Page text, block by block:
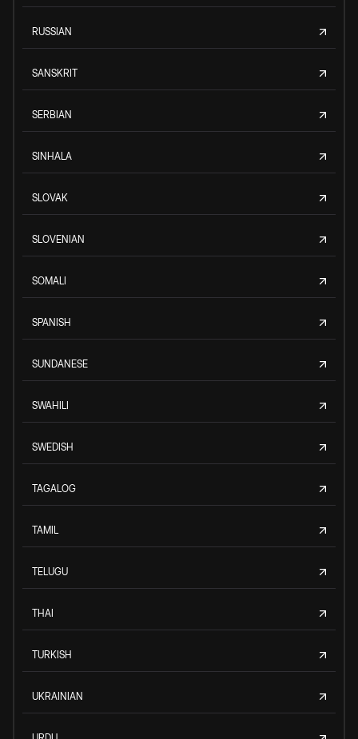
RUSSIAN
SANSKRIT
SERBIAN
SINHALA
SLOVAK
SLOVENIAN
SOMALI
SPANISH
SUNDANESE
SWAHILI
SWEDISH
TAGALOG
TAMIL
TELUGU
THAI
TURKISH
UKRAINIAN